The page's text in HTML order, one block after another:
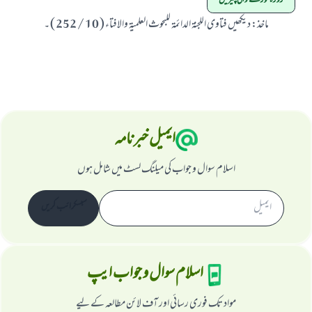
ماخذ:دیکھیں فتاوی اللجنۃ الدائمۃ للبحوث العلمیۃ والافتاء ( 10 / 252 ) ۔
ایمیل خبرنامہ
اسلام سوال و جواب کی میلنگ لسٹ میں شامل ہوں
اسلام سوال و جواب ایپ
مواد تک فوری رسائی اور آف لائن مطالعہ کے لیے
ابھی تعاون کریں